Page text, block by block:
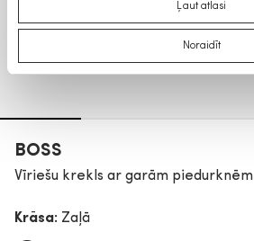
Ļaut atlasi
Noraidīt
BOSS
Vīriešu krekls ar garām piedurknēm
Krāsa: Zaļā